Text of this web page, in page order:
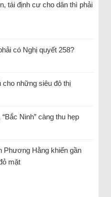
tái định cư cho dân thì phải
có Nghị quyết 258?
cho những siêu đô thị
Ninh” càng thu hẹp
Phương Hằng khiến gần
mặt